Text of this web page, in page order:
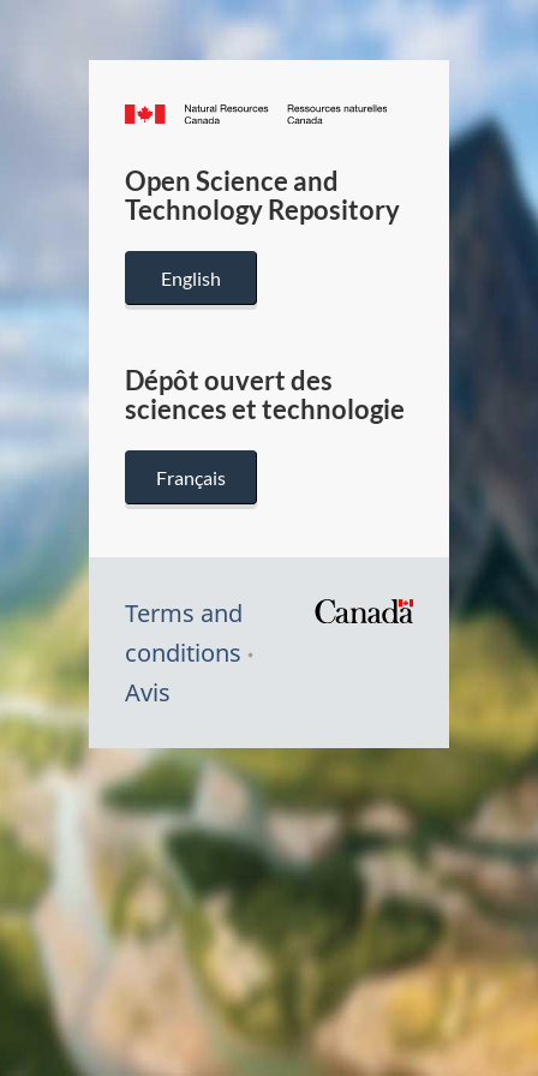
Canada.ca
/
Canada
Open Science and
Technology Repository
English
Dépôt ouvert des
sciences et technologie
Français
Terms and
conditions
Avis
Canada